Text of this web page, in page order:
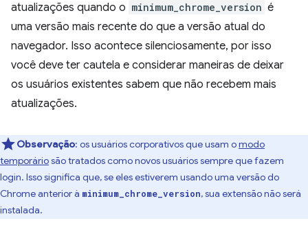
atualizações quando o minimum_chrome_version é
uma versão mais recente do que a versão atual do
navegador. Isso acontece silenciosamente, por isso
você deve ter cautela e considerar maneiras de deixar
os usuários existentes sabem que não recebem mais
atualizações.
Observação: os usuários corporativos que usam omodo
temporáriosão tratados como novos usuários sempre que fazem
login. Isso significa que, se eles estiverem usando uma versão do
Chrome anterior à minimum_chrome_version, sua extensão não será
instalada.